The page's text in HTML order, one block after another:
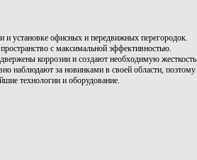
установке офисных и передвижных перегородок.
с максимальной эффективностью.
коррозии и создают необходимую жесткость
наблюдают за новинками в своей области, поэтому
технологии и оборудование.